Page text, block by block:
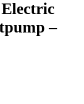
–